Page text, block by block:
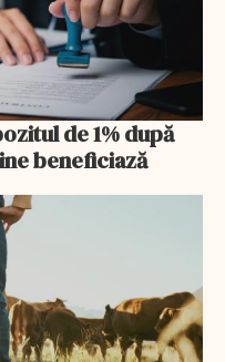
de 1% după
beneficiază